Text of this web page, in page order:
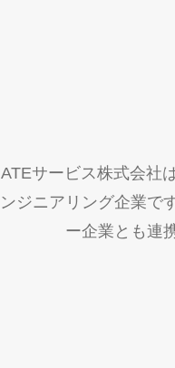
ATEサービス株式会社
ンジニアリング企業で
ー企業とも連